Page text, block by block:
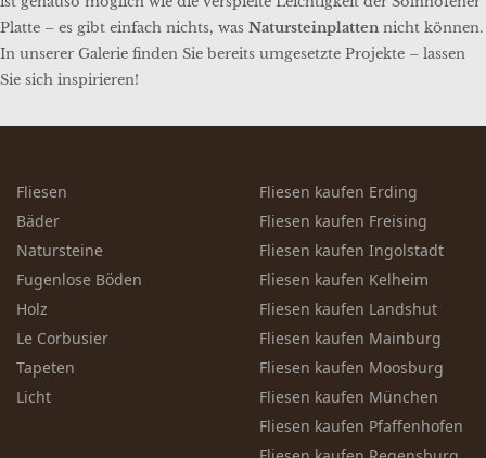
Platte – es gibt einfach nichts, was Natursteinplatten nicht können.
In unserer Galerie finden Sie bereits umgesetzte Projekte – lassen
Sie sich inspirieren!
Fliesen
Bäder
Natursteine
Fugenlose Böden
Holz
Le Corbusier
Tapeten
Licht
Fliesen kaufen Erding
Fliesen kaufen Freising
Fliesen kaufen Ingolstadt
Fliesen kaufen Kelheim
Fliesen kaufen Landshut
Fliesen kaufen Mainburg
Fliesen kaufen Moosburg
Fliesen kaufen München
Fliesen kaufen Pfaffenhofen